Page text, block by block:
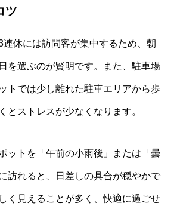
ツ
休には訪問客が集中するため、朝
を選ぶのが賢明です。また、駐車場
トでは少し離れた駐車エリアから歩
とストレスが少なくなります。
ットを「午前の小雨後」または「曇
訪れると、日差しの具合が穏やかで
く見えることが多く、快適に過ごせ